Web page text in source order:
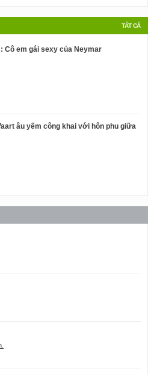
TẤT CẢ
Cô em gái sexy của Neymar
âu yếm công khai với hôn phu giữa